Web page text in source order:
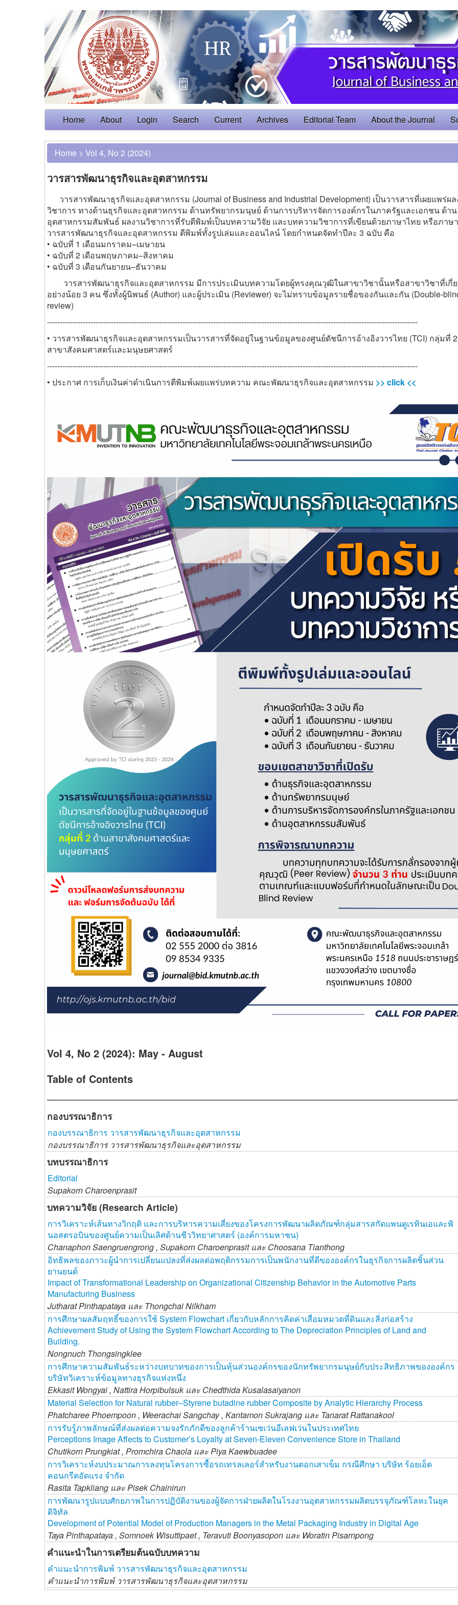
Home About Login Search Current Archives Editorial Team About the Journal
Home > Vol 4, No 2 (2024)
วารสารพัฒนาธุรกิจและอุตสาหกรรม
วารสารพัฒนาธุรกิจและอุตสาหกรรม (Journal of Business and Industrial Development) เป็นวารสารที่เผยแพร่ผ
วิชาการ ทางด้านธุรกิจและอุตสาหกรรม ด้านทรัพยากรมนุษย์ ด้านการบริหารจัดการองค์กรในภาครัฐและเอกชน ด้าน
อุตสาหกรรมสัมพันธ์ ผลงานวิชาการที่รับตีพิมพ์เป็นบทความวิจัย และบทความวิชาการที่เขียนด้วยภาษาไทย หรือภาษ
วารสารพัฒนาธุรกิจและอุตสาหกรรม ตีพิมพ์ทั้งรูปเล่มและออนไลน์ โดยกำหนดจัดทำปีละ 3 ฉบับ คือ
• ฉบับที่ 1 เดือนมกราคม–เมษายน
• ฉบับที่ 2 เดือนพฤษภาคม–สิงหาคม
• ฉบับที่ 3 เดือนกันยายน–ธันวาคม
วารสารพัฒนาธุรกิจและอุตสาหกรรม มีการประเมินบทความโดยผู้ทรงคุณวุฒิในสาขาวิชานั้นหรือสาขาวิชาที่เกี่
อย่างน้อย 3 คน ซึ่งทั้งผู้นิพนธ์ (Author) และผู้ประเมิน (Reviewer) จะไม่ทราบข้อมูลรายชื่อของกันและกัน (Double-
review)
-------------------------------------------------------------------------------------------------------------------------------------------------
• วารสารพัฒนาธุรกิจและอุตสาหกรรมเป็นวารสารที่จัดอยู่ในฐานข้อมูลของศูนย์ดัชนีการอ้างอิงวารไทย (TCI) กลุ่มที่
สาขาสังคมศาสตร์และมนุษยศาสตร์
-------------------------------------------------------------------------------------------------------------------------------------------------
• ประกาศ การเก็บเงินค่าดำเนินการตีพิมพ์เผยแพร่บทความ คณะพัฒนาธุรกิจและอุตสาหกรรม >> click <<
Vol 4, No 2 (2024): May - August
Table of Contents
กองบรรณาธิการ
กองบรรณาธิการ วารสารพัฒนาธุรกิจและอุตสาหกรรม
กองบรรณาธิการ วารสารพัฒนาธุรกิจและอุตสาหกรรม
บทบรรณาธิการ
Editorial
Supakorn Charoenprasit
บทความวิจัย (Research Article)
การวิเคราะห์เส้นทางวิกฤติ และการบริหารความเสี่ยงของโครงการพัฒนาผลิตภัณฑ์กลุ่มสารสกัดแพนดูเรทินเอและพิ
นอสตรอบินของศูนย์ความเป็นเลิศด้านชีววิทยาศาสตร์ (องค์การมหาชน)
Chanaphon Saengruengrong , Supakorn Charoenprasit และ Choosana Tianthong
อิทธิพลของภาวะผู้นำการเปลี่ยนแปลงที่ส่งผลต่อพฤติกรรมการเป็นพนักงานที่ดีขององค์กรในธุรกิจการผลิตชิ้นส่วน
ยานยนต์
Impact of Transformational Leadership on Organizational Citizenship Behavior in the Automotive Parts
Manufacturing Business
Jutharat Pinthapataya และ Thongchai Nilkham
การศึกษาผลสัมฤทธิ์ของการใช้ System Flowchart เกี่ยวกับหลักการคิดค่าเสื่อมหมวดที่ดินและสิ่งก่อสร้าง
Achievement Study of Using the System Flowchart According to The Depreciation Principles of Land and
Building.
Nongnuch Thongsingklee
การศึกษาความสัมพันธ์ระหว่างบทบาทของการเป็นหุ้นส่วนองค์กรของนักทรัพยากรมนุษย์กับประสิทธิภาพขององค์กร
บริษัทวิเคราะห์ข้อมูลทางธุรกิจแห่งหนึ่ง
Ekkasit Wongyai , Nattira Horpibulsuk และ Chedthida Kusalasaiyanon
Material Selection for Natural rubber–Styrene butadine rubber Composite by Analytic Hierarchy Process
Phatcharee Phoempoon , Weerachai Sangchay , Kantamon Sukrajang และ Tanarat Rattanakool
การรับรู้ภาพลักษณ์ที่ส่งผลต่อความจงรักภักดีของลูกค้าร้านเซเว่นอีเลฟเว่นในประเทศไทย
Perceptions Image Affects to Customer’s Loyalty at Seven-Eleven Convenience Store in Thailand
Chutikorn Prungkiat , Promchira Chaola และPiya Kaewbuadee
การวิเคราะห์งบประมาณการลงทุนโครงการซื้อรถเทรลเลอร์สำหรับงานตอกเสาเข็ม กรณีศึกษา บริษัท ร้อยเอ็ด
คอนกรีตอัดแรง จำกัด
Rasita Tapkliang และPisek Chainirun
การพัฒนารูปแบบศักยภาพในการปฏิบัติงานของผู้จัดการฝ่ายผลิตในโรงงานอุตสาหกรรมผลิตบรรจุภัณฑ์โลหะในยุค
ดิจิทัล
Development of Potential Model of Production Managers in the Metal Packaging Industry in Digital Age
Taya Pinthapataya , Somnoek Wisuttipaet , Teravuti Boonyasopon และ Woratin Pisarnpong
คำแนะนำในการเตรียมต้นฉบับบทความ
คำแนะนำการพิมพ์ วารสารพัฒนาธุรกิจและอุตสาหกรรม
คำแนะนำการพิมพ์ วารสารพัฒนาธุรกิจและอุตสาหกรรม